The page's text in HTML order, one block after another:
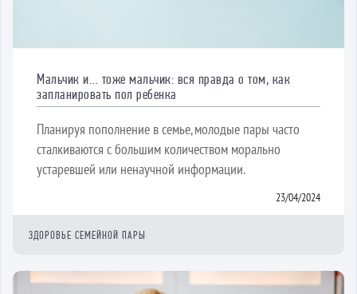
Мальчик и… тоже мальчик: вся правда о том, как
запланировать пол ребенка
Планируя пополнение в семье, молодые пары часто
сталкиваются с большим количеством морально
устаревшей или ненаучной информации.
23/04/2024
ЗДОРОВЬЕ СЕМЕЙНОЙ ПАРЫ